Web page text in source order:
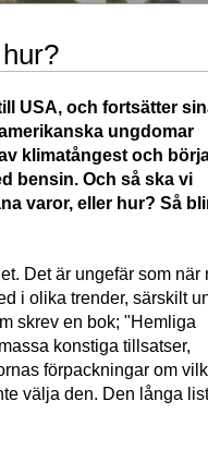
USA, och fortsätter
ungdomar
klimatångest och
bensin. Och så ska vi
varor, eller hur? Så
Det är ungefär som när
i olika trender, särskilt
skrev en bok; "Hemliga
konstiga tillsatser,
förpackningar om
välja den. Den långa